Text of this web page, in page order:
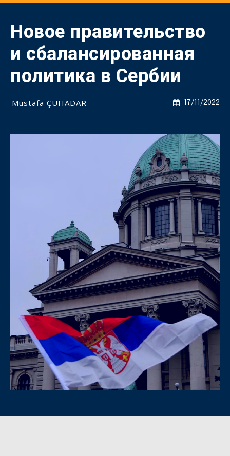
Новое правительство
и сбалансированная
политика в Сербии
17/11/2022
Mustafa ÇUHADAR